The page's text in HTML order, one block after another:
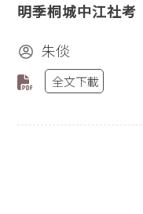
明季桐城中江社考
朱倓
全文下載